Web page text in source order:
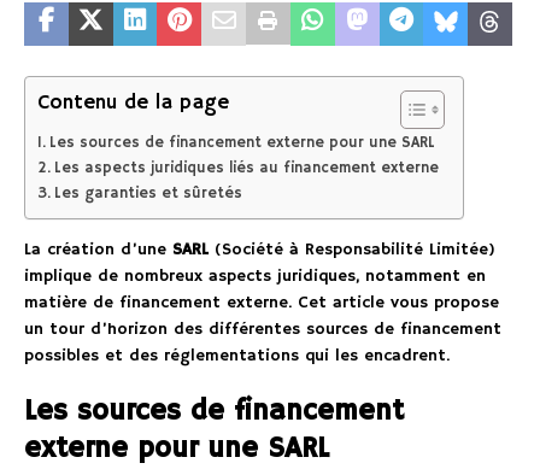
Contenu de la page
Les sources de financement externe pour une SARL
Les aspects juridiques liés au financement externe
Les garanties et sûretés
La création d’une SARL (Société à Responsabilité Limitée)
implique de nombreux aspects juridiques, notamment en
matière de financement externe. Cet article vous propose
un tour d’horizon des différentes sources de financement
possibles et des réglementations qui les encadrent.
Les sources de financement
externe pour une SARL